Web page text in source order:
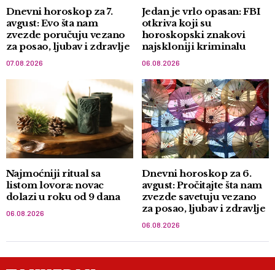
Dnevni horoskop za 7.
avgust: Evo šta nam
zvezde poručuju vezano
za posao, ljubav i zdravlje
07.08.2026
Jedan je vrlo opasan: FBI
otkriva koji su
horoskopski znakovi
najskloniji kriminalu
06.08.2026
Najmoćniji ritual sa
listom lovora: novac
dolazi u roku od 9 dana
06.08.2026
Dnevni horoskop za 6.
avgust: Pročitajte šta nam
zvezde savetuju vezano
za posao, ljubav i zdravlje
06.08.2026